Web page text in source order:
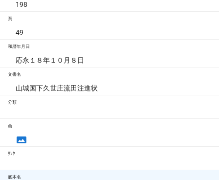
198
頁
49
和暦年月日
応永１８年１０月８日
文書名
山城国下久世庄流田注進状
分類
画
ﾘﾝｸ
底本名